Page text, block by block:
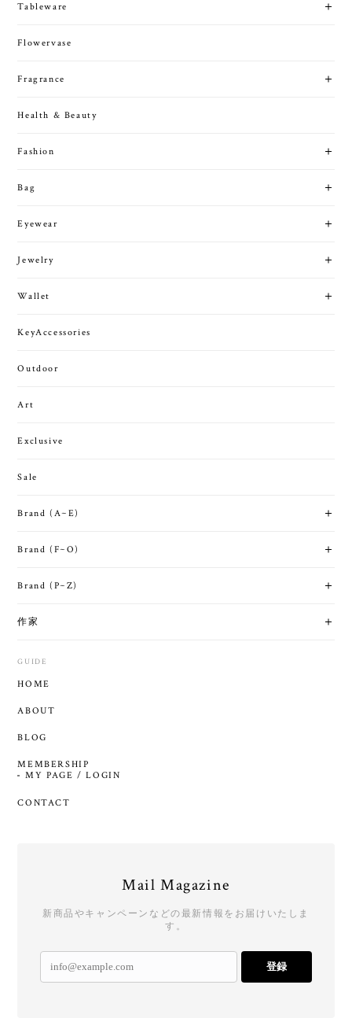
Tableware
Flowervase
Fragrance
Health & Beauty
Fashion
Bag
Eyewear
Jewelry
Wallet
KeyAccessories
Outdoor
Art
Exclusive
Sale
Brand (A~E)
Brand (F~O)
Brand (P~Z)
作家
GUIDE
HOME
ABOUT
BLOG
MEMBERSHIP
MY PAGE / LOGIN
CONTACT
Mail Magazine
新商品やキャンペーンなどの最新情報をお届けいたしま
す。
登録